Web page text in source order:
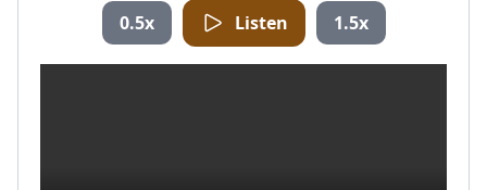
0.5x Listen 1.5x